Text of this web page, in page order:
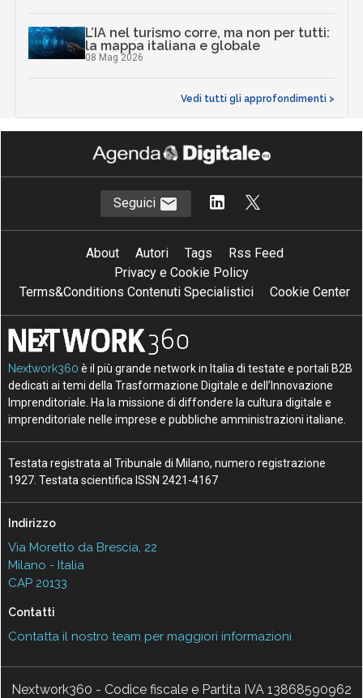
L’IA nel turismo corre, ma non per tutti:
la mappa italiana e globale
08 Mag 2026
Vedi tutti gli approfondimenti >
Seguici
About Autori Tags
Rss Feed
Privacy e Cookie Policy
Terms&Conditions Contenuti Specialistici
Cookie Center
Nextwork360 è il più grande network in Italia di testate e portali B2B
dedicati ai temi della Trasformazione Digitale e dell’Innovazione
Imprenditoriale. Ha la missione di diffondere la cultura digitale e
imprenditoriale nelle imprese e pubbliche amministrazioni italiane.
Testata registrata al Tribunale di Milano, numero registrazione
1927. Testata scientifica ISSN 2421-4167
Indirizzo
Via Moretto da Brescia, 22
Milano - Italia
CAP 20133
Contatti
Contatta il nostro team per maggiori informazioni
Nextwork360 - Codice fiscale e Partita IVA 13868590962